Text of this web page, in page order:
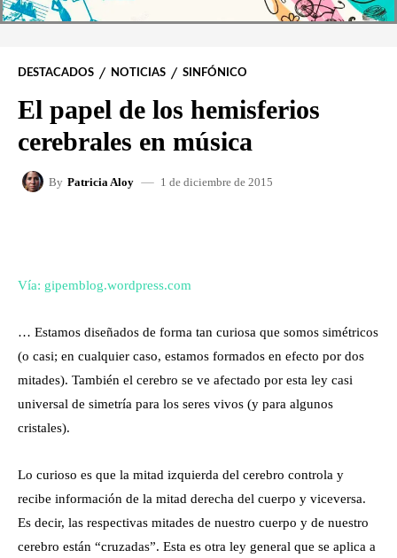
DESTACADOS NOTICIAS SINFÓNICO
El papel de los hemisferios
cerebrales en música
By Patricia Aloy 1 de diciembre de 2015
Vía: gipemblog.wordpress.com
… Estamos diseñados de forma tan curiosa que somos simétricos
(o casi; en cualquier caso, estamos formados en efecto por dos
mitades). También el cerebro se ve afectado por esta ley casi
universal de simetría para los seres vivos (y para algunos
cristales).
Lo curioso es que la mitad izquierda del cerebro controla y
recibe información de la mitad derecha del cuerpo y viceversa.
Es decir, las respectivas mitades de nuestro cuerpo y de nuestro
cerebro están “cruzadas”. Esta es otra ley general que se aplica a